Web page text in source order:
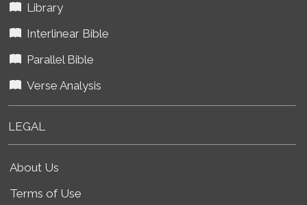
Library
Interlinear Bible
Parallel Bible
Verse Analysis
LEGAL
About Us
Terms of Use